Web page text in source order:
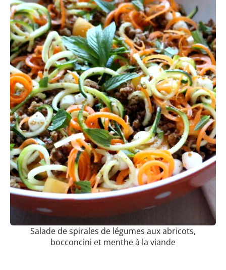
Salade de spirales de légumes aux abricots,
bocconcini et menthe à la viande